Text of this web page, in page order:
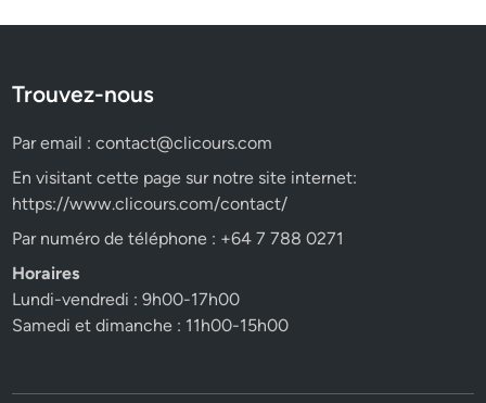
Trouvez-nous
Par email :contact@clicours.com
En visitant cette page sur notre site internet:
https://www.clicours.com/contact/
Par numéro de téléphone : +64 7 788 0271
Horaires
Lundi-vendredi : 9h00-17h00
Samedi et dimanche : 11h00-15h00